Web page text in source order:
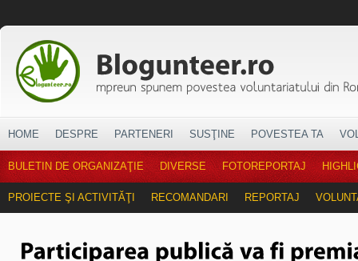
HOME DESPRE PARTENERI SUSŢINE POVESTEA TA
BULETIN DE ORGANIZAŢIE DIVERSE FOTOREPORTAJ
PROIECTE ŞI ACTIVITĂŢI RECOMANDARI REPORTAJ